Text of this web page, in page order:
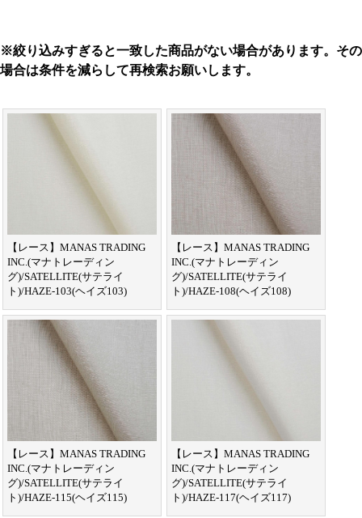
※絞り込みすぎると一致した商品がない場合があります。その
場合は条件を減らして再検索お願いします。
【レース】MANAS TRADING
INC.(マナトレーディン
グ)/SATELLITE(サテライ
ト)/HAZE-103(ヘイズ103)
【レース】MANAS TRADING
INC.(マナトレーディン
グ)/SATELLITE(サテライ
ト)/HAZE-108(ヘイズ108)
【レース】MANAS TRADING
INC.(マナトレーディン
グ)/SATELLITE(サテライ
ト)/HAZE-115(ヘイズ115)
【レース】MANAS TRADING
INC.(マナトレーディン
グ)/SATELLITE(サテライ
ト)/HAZE-117(ヘイズ117)